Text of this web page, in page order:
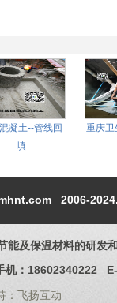
凝土--管线回
填
重庆卫
2006-2024.
及保温材料的研发和
机：18602340222
：飞扬互动